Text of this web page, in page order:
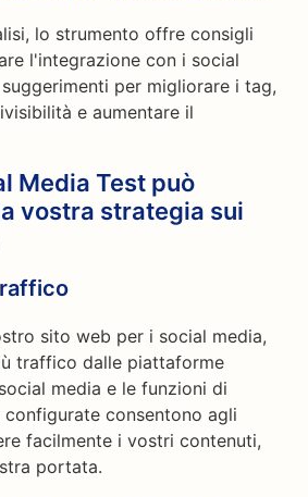
lo strumento offre consigli
l'integrazione con i social
per migliorare i tag,
e aumentare il
Media Test può
vostra strategia sui
sito web per i social media,
traffico dalle piattaforme
media e le funzioni di
consentono agli
facilmente i vostri contenuti,
portata.